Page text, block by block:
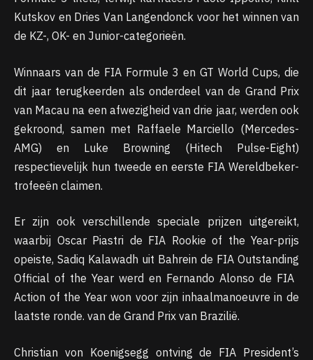
Kutskov en Dries Van Langendonck voor het winnen van
de KZ-, OK- en Junior-categorieën.
Winnaars van de FIA ​​Formule 3 en GT World Cups, die
dit jaar terugkeerden als onderdeel van de Grand Prix
van Macau na een afwezigheid van drie jaar, werden ook
gekroond, samen met Raffaele Marciello (Mercedes-
AMG) en Luke Browning (Hitech Pulse-Eight)
respectievelijk hun tweede en eerste FIA ​​Wereldbeker-
trofeeën claimen.
Er zijn ook verschillende speciale prijzen uitgereikt,
waarbij Oscar Piastri de FIA ​​Rookie of the Year-prijs
opeiste, Sadiq Kalawadh uit Bahrein de FIA ​​Outstanding
Official of the Year werd en Fernando Alonso de FIA ​​
Action of the Year won voor zijn inhaalmanoeuvre in de
laatste ronde. van de Grand Prix van Brazilië.
Christian von Koenigsegg ontving de FIA ​​President’s